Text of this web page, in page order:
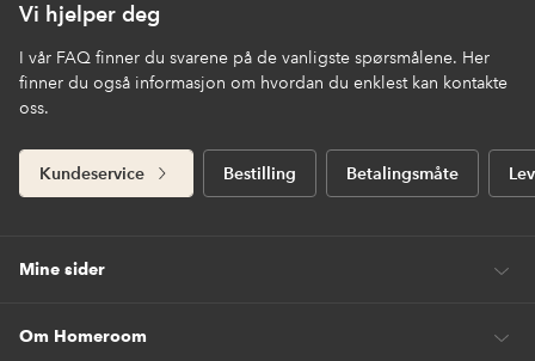
Vi hjelper deg
I vår FAQ finner du svarene på de vanligste spørsmålene. Her
finner du også informasjon om hvordan du enklest kan kontakte
oss.
Kundeservice Bestilling Betalingsmåte
Mine sider
Om Homeroom